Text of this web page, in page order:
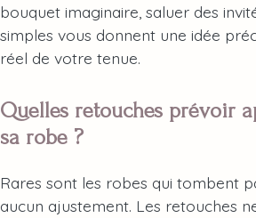
bouquet imaginaire, saluer des
simples vous donnent une idée
réel de votre tenue.
Quelles retouches prévoir
sa robe ?
Rares sont les robes qui tombent
aucun ajustement. Les retouches